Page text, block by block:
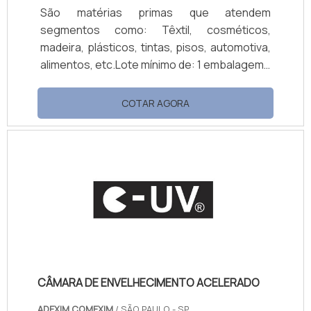
São matérias primas que atendem
segmentos como: Têxtil, cosméticos,
madeira, plásticos, tintas, pisos, automotiva,
alimentos, etc.Lote mínimo de: 1 embalagem -
totalmente dispersa em água,
monocomponentes, livres de solvente,
isentas de isocianatos, com secagem ao ar
acrílicas melhorando as propriedades do
produto final.INFORMAÇÕES EXTRAS SOBRE
O PRODUTO Alto Poder de Aderência; Alta.
COTAR AGORA
CÂMARA DE ENVELHECIMENTO ACELERADO